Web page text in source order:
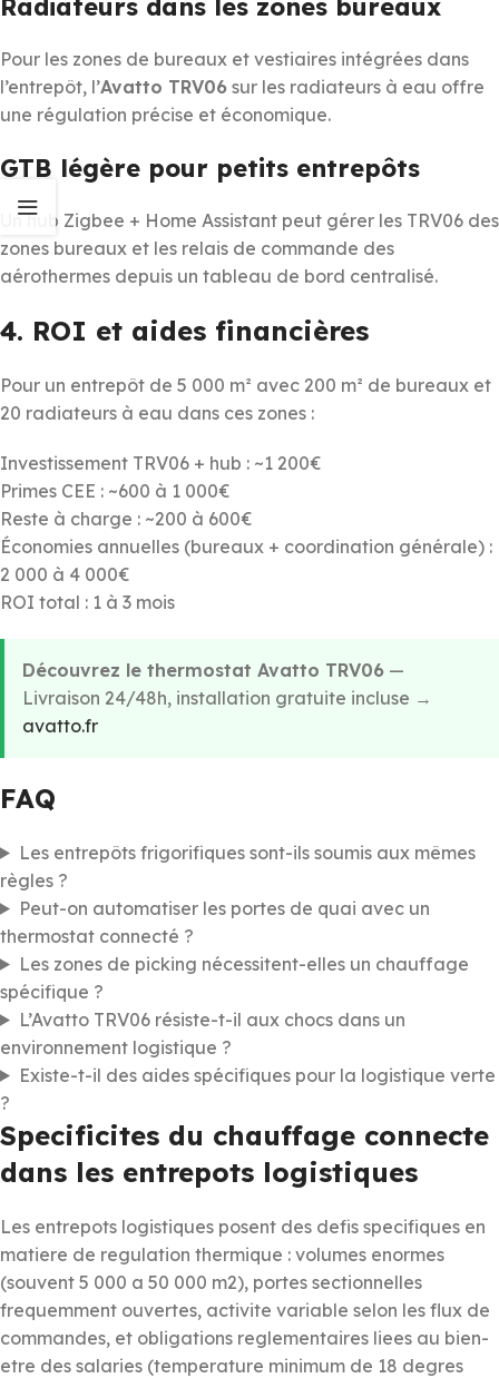
Radiateurs dans les zones bureaux
Pour les zones de bureaux et vestiaires intégrées dans
l’entrepôt, l’Avatto TRV06 sur les radiateurs à eau offre
une régulation précise et économique.
GTB légère pour petits entrepôts
Un hub Zigbee + Home Assistant peut gérer les TRV06 des
zones bureaux et les relais de commande des
aérothermes depuis un tableau de bord centralisé.
4. ROI et aides financières
Pour un entrepôt de 5 000 m² avec 200 m² de bureaux et
20 radiateurs à eau dans ces zones :
Investissement TRV06 + hub : ~1 200€
Primes CEE : ~600 à 1 000€
Reste à charge : ~200 à 600€
Économies annuelles (bureaux + coordination générale) :
2 000 à 4 000€
ROI total : 1 à 3 mois
Découvrez le thermostat Avatto TRV06 —
Livraison 24/48h, installation gratuite incluse →
avatto.fr
FAQ
Les entrepôts frigorifiques sont-ils soumis aux mêmes
règles ?
Peut-on automatiser les portes de quai avec un
thermostat connecté ?
Les zones de picking nécessitent-elles un chauffage
spécifique ?
L’Avatto TRV06 résiste-t-il aux chocs dans un
environnement logistique ?
Existe-t-il des aides spécifiques pour la logistique verte
?
Specificites du chauffage connecte
dans les entrepots logistiques
Les entrepots logistiques posent des defis specifiques en
matiere de regulation thermique : volumes enormes
(souvent 5 000 a 50 000 m2), portes sectionnelles
frequemment ouvertes, activite variable selon les flux de
commandes, et obligations reglementaires liees au bien-
etre des salaries (temperature minimum de 18 degres